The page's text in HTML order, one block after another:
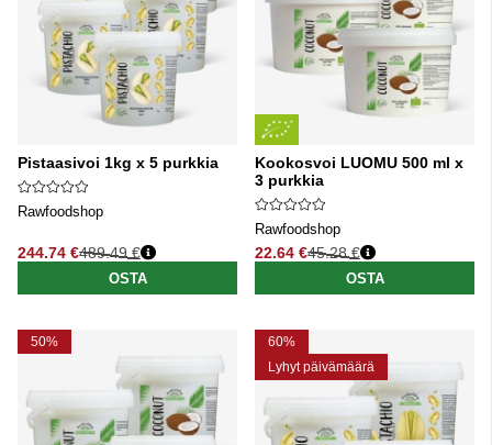
Pistaasivoi 1kg x 5 purkkia
Rawfoodshop
244.74 €
Normaali hinta
489.49 €
OSTA
Kookosvoi LUOMU 500 ml x
3 purkkia
Rawfoodshop
22.64 €
Normaali hinta
45.28 €
OSTA
50%
60%
Lyhyt päivämäärä